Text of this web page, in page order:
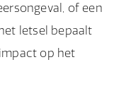
of een
letsel bepaalt
op het